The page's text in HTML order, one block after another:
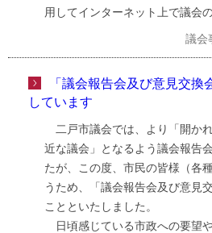
用してインターネット上で議会
議会
「議会報告会及び意見交
しています
二戸市議会では、より「開か
近な議会」となるよう議会報告
たが、この度、市民の皆様（各
うため、「議会報告会及び意見
ことといたしました。
日頃感じている市政への要望